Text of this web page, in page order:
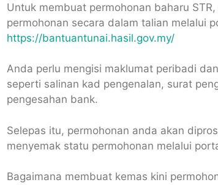
Untuk membuat permohonan baharu
permohonan secara dalam talian melalui
https://bantuantunai.hasil.gov.my/
Anda perlu mengisi maklumat peribadi
seperti salinan kad pengenalan, surat
pengesahan bank.
Selepas itu, permohonan anda akan
menyemak statu permohonan melalui
Bagaimana membuat kemas kini